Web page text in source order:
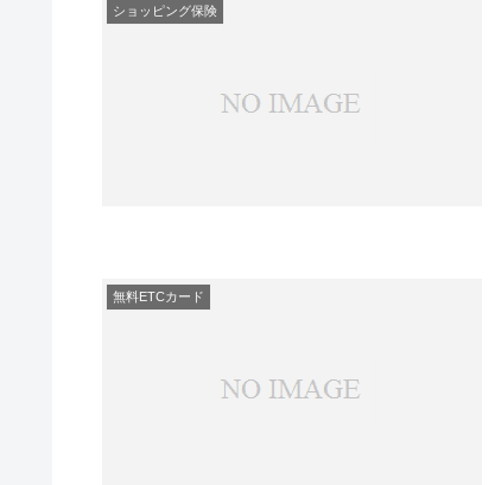
ショッピング保険
無料ETCカード